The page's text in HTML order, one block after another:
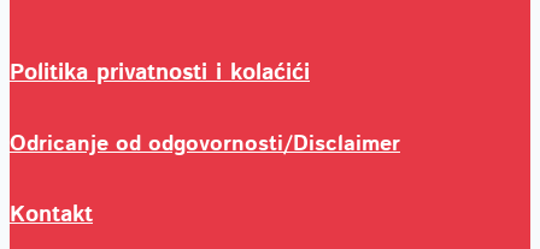
Politika privatnosti i kolaćići
Odricanje od odgovornosti/Disclaimer
Kontakt